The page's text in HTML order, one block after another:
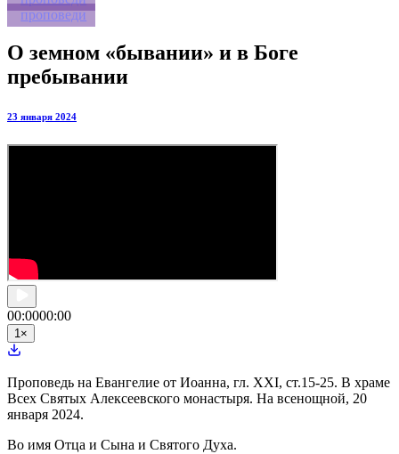
проповеди
О земном «бывании» и в Боге
пребывании
23 января 2024
00:0000:00
1×
Проповедь на Евангелие от Иоанна, гл. XXI, ст.15-25. В храме
Всех Святых Алексеевского монастыря. На всенощной, 20
января 2024.
Во имя Отца и Сына и Святого Духа.